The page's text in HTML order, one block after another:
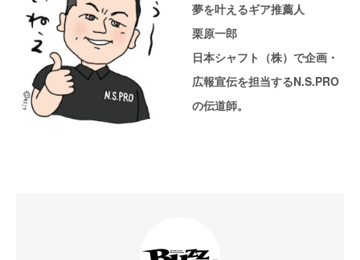
夢を叶えるギア推薦人
栗原一郎
日本シャフト（株）で企画・
広報宣伝を担当するN.S.PRO
の伝道師。